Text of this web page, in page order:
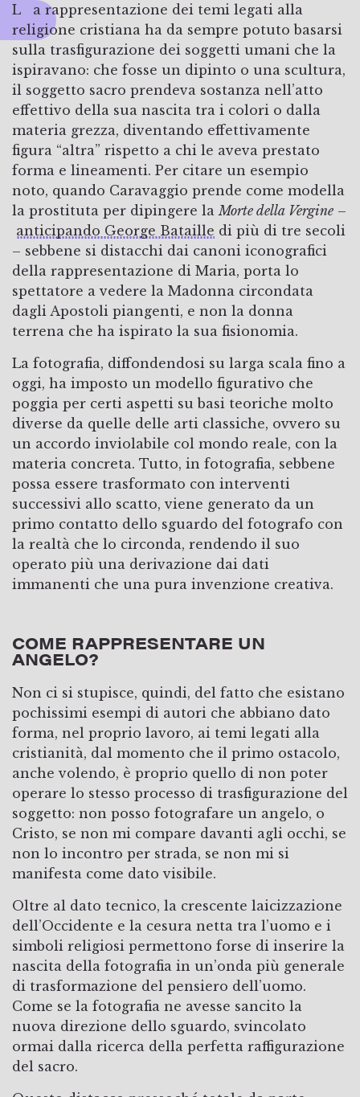
La rappresentazione dei temi legati alla
religione cristiana ha da sempre potuto basarsi
sulla trasfigurazione dei soggetti umani che la
ispiravano: che fosse un dipinto o una scultura,
il soggetto sacro prendeva sostanza nell’atto
effettivo della sua nascita tra i colori o dalla
materia grezza, diventando effettivamente
figura “altra” rispetto a chi le aveva prestato
forma e lineamenti. Per citare un esempio
noto, quando Caravaggio prende come modella
la prostituta per dipingere la Morte della Vergine –
anticipando George Bataille di più di tre secoli
– sebbene si distacchi dai canoni iconografici
della rappresentazione di Maria, porta lo
spettatore a vedere la Madonna circondata
dagli Apostoli piangenti, e non la donna
terrena che ha ispirato la sua fisionomia.
La fotografia, diffondendosi su larga scala fino a
oggi, ha imposto un modello figurativo che
poggia per certi aspetti su basi teoriche molto
diverse da quelle delle arti classiche, ovvero su
un accordo inviolabile col mondo reale, con la
materia concreta. Tutto, in fotografia, sebbene
possa essere trasformato con interventi
successivi allo scatto, viene generato da un
primo contatto dello sguardo del fotografo con
la realtà che lo circonda, rendendo il suo
operato più una derivazione dai dati
immanenti che una pura invenzione creativa.
COME RAPPRESENTARE UN
ANGELO?
Non ci si stupisce, quindi, del fatto che esistano
pochissimi esempi di autori che abbiano dato
forma, nel proprio lavoro, ai temi legati alla
cristianità, dal momento che il primo ostacolo,
anche volendo, è proprio quello di non poter
operare lo stesso processo di trasfigurazione del
soggetto: non posso fotografare un angelo, o
Cristo, se non mi compare davanti agli occhi, se
non lo incontro per strada, se non mi si
manifesta come dato visibile.
Oltre al dato tecnico, la crescente laicizzazione
dell’Occidente e la cesura netta tra l’uomo e i
simboli religiosi permettono forse di inserire la
nascita della fotografia in un’onda più generale
di trasformazione del pensiero dell’uomo.
Come se la fotografia ne avesse sancito la
nuova direzione dello sguardo, svincolato
ormai dalla ricerca della perfetta raffigurazione
del sacro.